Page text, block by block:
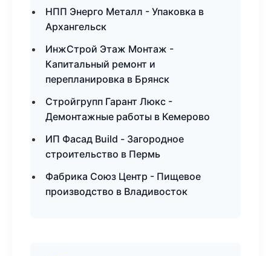
НПП Энерго Металл - Упаковка в
Архангельск
ИнжСтрой Этаж Монтаж -
Капитальный ремонт и
перепланировка в Брянск
Стройгрупп Гарант Люкс -
Демонтажные работы в Кемерово
ИП Фасад Build - Загородное
строительство в Пермь
Фабрика Союз Центр - Пищевое
производство в Владивосток